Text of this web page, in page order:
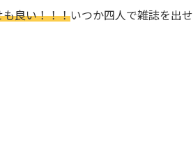
良い！！！いつか四人で雑誌を出せ